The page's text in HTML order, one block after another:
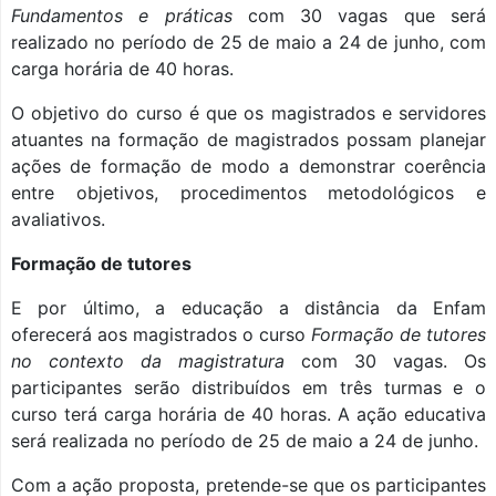
Fundamentos e práticas com 30 vagas que será
realizado no período de 25 de maio a 24 de junho, com
carga horária de 40 horas.
O objetivo do curso é que os magistrados e servidores
atuantes na formação de magistrados possam planejar
ações de formação de modo a demonstrar coerência
entre objetivos, procedimentos metodológicos e
avaliativos.
Formação de tutores
E por último, a educação a distância da Enfam
oferecerá aos magistrados o curso Formação de tutores
no contexto da magistraturacom 30 vagas. Os
participantes serão distribuídos em três turmas e o
curso terá carga horária de 40 horas. A ação educativa
será realizada no período de 25 de maio a 24 de junho.
Com a ação proposta, pretende-se que os participantes